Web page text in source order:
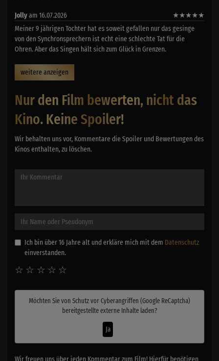
Jollyam 16.07.2026 ★★★★★
Meiner 9 jährigen Tochter hat es soweit gefallen nur das gesinge
von den Synchronsprechern ist echt eine schlechte Tat für die
Ohren. Aber das Singen hält sich zum Glück in Grenzen.
weitere anzeigen
Nur den Film bewerten, nicht das
Kino. Keine Spoiler!
Wir behalten uns vor, Kommentare die Spoiler und Bewertungen des
Kinos enthalten, zu löschen.
Ich bin über 16 Jahre alt und erkläre mich mit dem Datenschutz
einverstanden.
☆
☆
☆
☆
☆
Möchten Sie von Schutz vor Cyberangriffen (Google ReCaptcha)
bereitgestellte externe Inhalte laden?
Ja
Wir freuen uns über jeden Kommentar zum Film! Hierfür benötigen